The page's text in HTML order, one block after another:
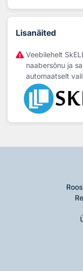
Lisanäited
Veebilehelt
naabersõnu ja
automaatselt